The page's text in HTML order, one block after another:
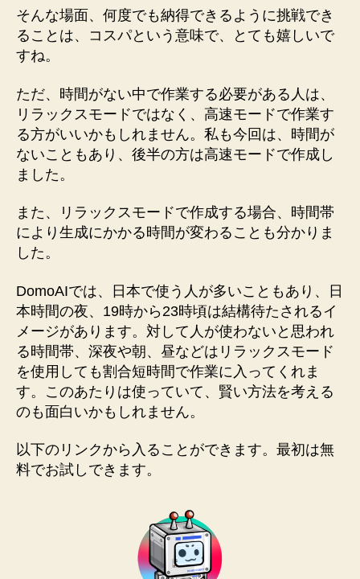
そんな場面、何度でも納得できるように挑戦でき
ることは、コスパという意味で、とても嬉しいで
すね。
ただ、時間がない中で作業する必要がある人は、
リラックスモードではなく、高速モードで作業す
る方がいいかもしれません。私も今回は、時間が
ないこともあり、後半の方は高速モードで作成し
ました。
また、リラックスモードで作成する場合、時間帯
により生成にかかる時間が変わることも分かりま
した。
DomoAIでは、日本で使う人が多いこともあり、日
本時間の夜、19時から23時頃は結構待たされるイ
メージがあります。対して人が使わないと思われ
る時間帯、深夜や朝、昼などはリラックスモード
を使用しても割合短時間で作業に入ってくれま
す。このあたりは使っていて、賢い方法を考える
のも面白いかもしれません。
以下のリンクから入ることができます。最初は無
料でお試しできます。